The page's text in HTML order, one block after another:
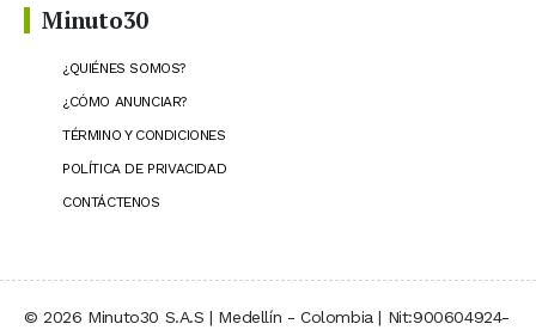
Minuto30
¿QUIÉNES SOMOS?
¿CÓMO ANUNCIAR?
TÉRMINO Y CONDICIONES
POLÍTICA DE PRIVACIDAD
CONTÁCTENOS
© 2026 Minuto30 S.A.S | Medellín - Colombia | Nit:900604924-